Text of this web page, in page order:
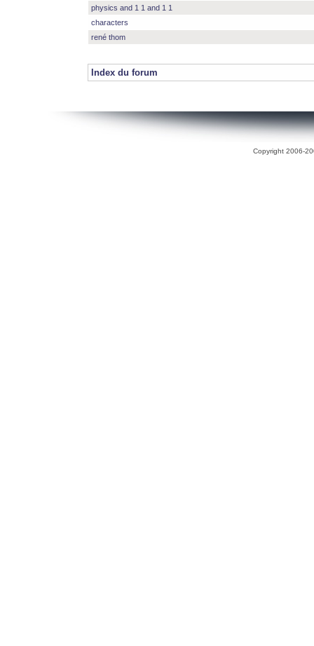
physics and 1 1 and 1 1
characters
rené thom
Index du forum
Copyright 2006-